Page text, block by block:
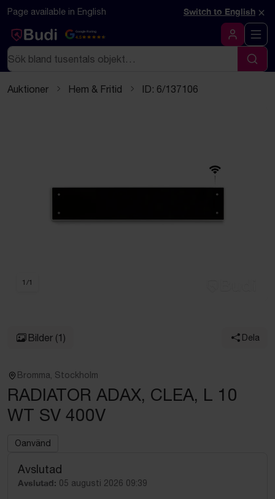
Hoppa till innehåll
Textbaserad (markdown) version av denna sida
Page available in English Switch to English ×
Google Rating
4.5
Logga in
Sök
Sök
Auktioner Hem & Fritid ID: 6/137106
1 /1
Bilder (1) Dela
Bromma, Stockholm
RADIATOR ADAX, CLEA, L 10
WT SV 400V
Oanvänd
Avslutad
Avslutad: 05 augusti 2026 09:39